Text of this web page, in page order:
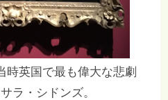
時英国で最も偉大な悲劇
ラ・シドンズ。